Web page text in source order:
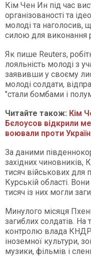
Кім Чен Ин під час
організованості та
молоді та наголосив,
силою для виконання
Як пише Reuters,
лояльність молоді з
заявивши у своєму
молоді солдати,
"стали бомбами і
Читайте також: Кім
Бєлоусов відкрили
воювали проти
За даними
західних
тисяч військових для
Курській області.
тисяч із них могли
Минулого місяця
загиблих солдатів. На
контролю влада
іноземної культури,
музики, фільмів і